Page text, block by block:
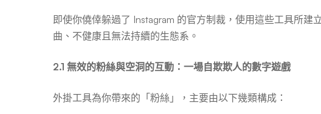
即使你僥倖躲過了 Instagram 的官方制裁，使用這些工具所
曲、不健康且無法持續的生態系。
2.1 無效的粉絲與空洞的互動：一場自欺欺人的數字遊戲
外掛工具為你帶來的「粉絲」，主要由以下幾類構成：